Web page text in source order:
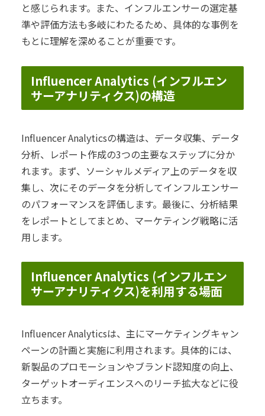
と感じられます。また、インフルエンサーの選定基
準や評価方法も多岐にわたるため、具体的な事例を
もとに理解を深めることが重要です。
Influencer Analytics (インフルエン
サーアナリティクス)の構造
Influencer Analyticsの構造は、データ収集、データ
分析、レポート作成の3つの主要なステップに分か
れます。まず、ソーシャルメディア上のデータを収
集し、次にそのデータを分析してインフルエンサー
のパフォーマンスを評価します。最後に、分析結果
をレポートとしてまとめ、マーケティング戦略に活
用します。
Influencer Analytics (インフルエン
サーアナリティクス)を利用する場面
Influencer Analyticsは、主にマーケティングキャン
ペーンの計画と実施に利用されます。具体的には、
新製品のプロモーションやブランド認知度の向上、
ターゲットオーディエンスへのリーチ拡大などに役
立ちます。